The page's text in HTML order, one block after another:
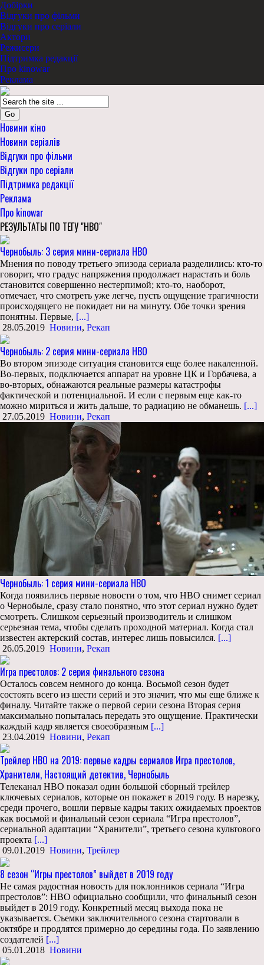
Добірки
Відгуки про фільми
Відгуки про серіали
Актори
Режисери
Підтримка редакції
Про kinowar
Реклама
Go
Новини кіно
Новини серіалів
Відгуки про фільми
Відгуки про серіали
Підтримка редакції
Реклама
Про kinowar
РЕЗУЛЬТАТЫ ПО ТЕГУ "HBO"
Чернобыль: 3 серия мини-сериала HBO
Мнения по поводу третьего эпизода сериала разделились: кто-то
говорит, что градус напряжения продолжает нарастать и боль
становится совершенно нестерпимой; кто-то, наоборот,
отмечает, что смотреть уже легче, пусть ощущение трагичности
происходящего не покидает ни на минуту. Обе точки зрения
понятны. Первые, [...]
28.05.2019 Новини, Рекап
Чернобыль: 2 серия мини-сериала HBO
Во втором эпизоде ситуация становится еще более накаленной.
Во-первых, подключается аппарат на уровне ЦК и Горбачева, а
во-вторых, обнажаются реальные размеры катастрофы
фактической и потенциальной. И если с первым еще как-то
можно мириться и жить дальше, то радиацию не обманешь. [...]
27.05.2019 Новини, Рекап
Чернобыль: 1 серия мини-сериала HBO
Когда появились первые новости о том, что HBO снимет сериал
о Чернобыле, сразу стало понятно, что этот сериал нужно будет
смотреть. Слишком серьезный производитель и слишком
серьезная тема, чтобы сделать проходной материал. Когда стал
известен актерский состав, интерес лишь повысился. [...]
26.05.2019 Новини, Рекап
Игра престолов: 2 серия финального сезона
Осталось совсем немного до конца. Восьмой сезон будет
состоять всего из шести серий и это значит, что мы еще ближе к
финалу. Читайте также о первой серии сезона Вторая серия
максимально попыталась передать это ощущение. Практически
каждый кадр является своеобразным [...]
23.04.2019 Новини, Рекап
Трейлер HBO на 2019: первые кадры сериалов Игра престолов,
Хранители, Настоящий детектив, Чернобыль
Телеканал HBO показал один большой сборный трейлер
ключевых сериалов, которые он покажет в 2019 году. В нарезку,
среди прочего, вошли первые кадры таких ожидаемых проектов
как восьмой и финальный сезон сериала “Игра престолов”,
сериальной адаптации “Хранители”, третьего сезона культового
проекта [...]
09.01.2019 Новини, Трейлер
8 сезон “Игры престолов” выйдет в 2019 году
Не самая радостная новость для поклонников сериала “Игра
престолов”: HBO официально сообщили, что финальный сезон
выйдет в 2019 году. Конкретный месяц выхода пока не
указывается. Съемки заключительного сезона стартовали в
октябре и продлятся примерно до середины года. По заявлению
создателей [...]
05.01.2018 Новини